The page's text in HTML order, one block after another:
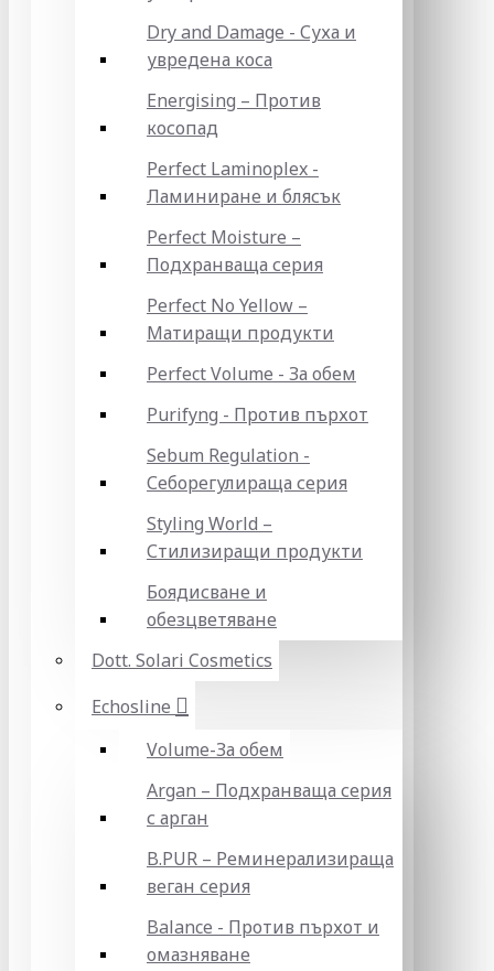
Dry and Damage - Суха и
увредена коса
Energising – Против
косопад
Perfect Laminoplex -
Ламиниране и блясък
Perfect Moisture –
Подхранваща серия
Perfect No Yellow –
Матиращи продукти
Perfect Volume - За обем
Purifyng - Против пърхот
Sebum Regulation -
Себорегулираща серия
Styling World –
Стилизиращи продукти
Боядисване и
обезцветяване
Dott. Solari Cosmetics
Echosline
Volume-За обем
Argan – Подхранваща серия
с арган
B.PUR – Реминерализираща
веган серия
Balance - Против пърхот и
омазняване